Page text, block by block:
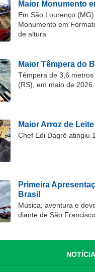
Maior Monumento
Em São Lourenço
Monumento em
de altura
Maior Têmpera do
Têmpera de 3,6
(RS), em maio de 2026.
Maior Arroz de
Chef Edi Dagrê atingiu
Primeira
Brasil
Música, aventura e
diante de São